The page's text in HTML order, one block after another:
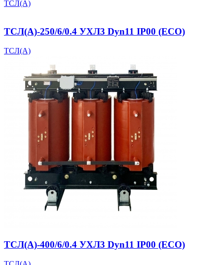
ТСЛ(А)
ТСЛ(А)-250/6/0.4 УХЛ3 Dyn11 IP00 (ECO)
ТСЛ(А)
ТСЛ(А)-400/6/0.4 УХЛ3 Dyn11 IP00 (ECO)